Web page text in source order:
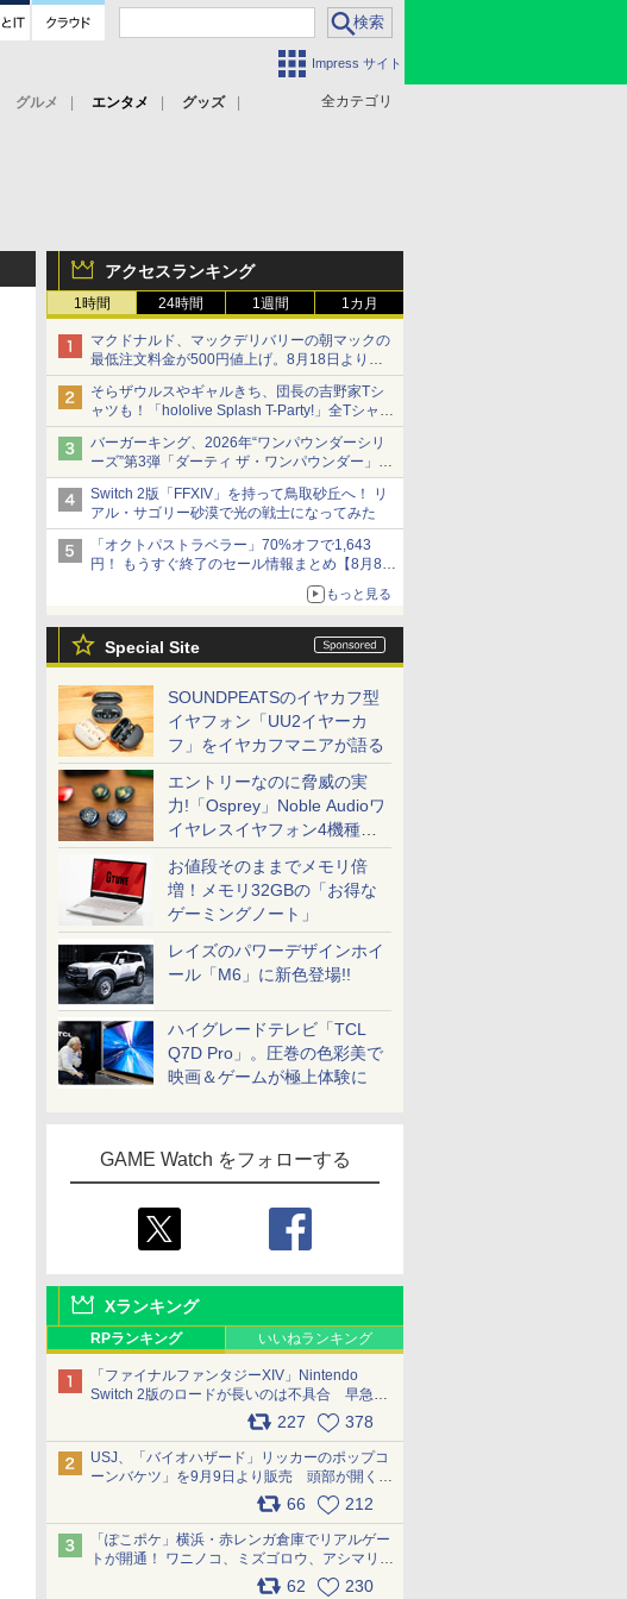
Impress サイト
全カテゴリ
グルメ エンタメ
グッズ
アクセスランキング
1時間 24時間 1週間 1カ月
マクドナルド、マックデリバリーの朝マックの
最低注文料金が500円値上げ。8月18日より
1,500円から受付
そらザウルスやギャルきち、団長の吉野家Tシ
ャツも！「hololive Splash T-Party!」全Tシャツ
ラインナップ公開＆オンライン販売開始
バーガーキング、2026年“ワンパウンダーシリ
ーズ”第3弾「ダーティ ザ・ワンパウンダー」を
8月7日発売
「特製ガーリックマヨソース」を使用した超大
型チーズバーガー
Switch 2版「FFXIV」を持って鳥取砂丘へ！ リ
アル・サゴリー砂漠で光の戦士になってみた
「オクトパストラベラー」70%オフで1,643
円！ もうすぐ終了のセール情報まとめ【8月8日
ニンテンドーeショップでは「大神 絶景版」が
もっと見る
Special Site
SOUNDPEATSのイヤカフ型
イヤフォン「UU2イヤーカ
フ」をイヤカフマニアが語る
エントリーなのに脅威の実
力!「Osprey」Noble Audioワ
イヤレスイヤフォン4機種を
一気に聴く
お値段そのままでメモリ倍
増！メモリ32GBの「お得な
ゲーミングノート」
レイズのパワーデザインホイ
ール「M6」に新色登場!!
ハイグレードテレビ「TCL
Q7D Pro」。圧巻の色彩美で
映画＆ゲームが極上体験に
GAME Watch をフォローする
Xランキング
RPランキング いいねランキング
「ファイナルファンタジーXIV」Nintendo
Switch 2版のロードが長いのは不具合 早急に
アップデートできるよう対応中227 378
USJ、「バイオハザード」リッカーのポップコ
ーンバケツ」を9月9日より販売 頭部が開く仕
組み。味は恐怖を堪のう「味噌フレーバー」
66 212
「ぽこポケ」横浜・赤レンガ倉庫でリアルゲー
トが開通！ ワニノコ、ミズゴロウ、アシマリ登
場シーンをレポート pic.x.com/LDgEByVl6D
62 230